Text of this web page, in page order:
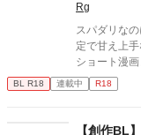
Rg
スパダリな
定で甘え上
ショート漫画まとめです。 週2
ページ〜短
お話も入ります。 ※オリジナルBL小説「Rely on
のでかなり
BL R18 連載中 R18
【創作BL